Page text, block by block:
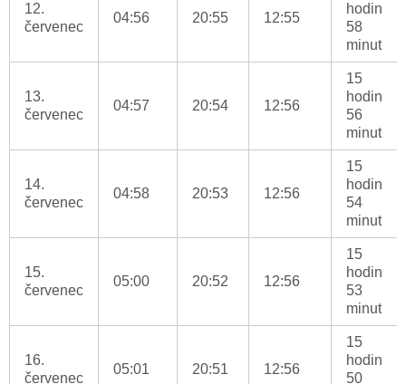
12.
červenec
04:56 20:55 12:55
hodin
58
minut
13.
červenec
04:57 20:54 12:56
15
hodin
56
minut
14.
červenec
04:58 20:53 12:56
15
hodin
54
minut
15.
červenec
05:00 20:52 12:56
15
hodin
53
minut
16.
červenec
05:01 20:51 12:56
15
hodin
50